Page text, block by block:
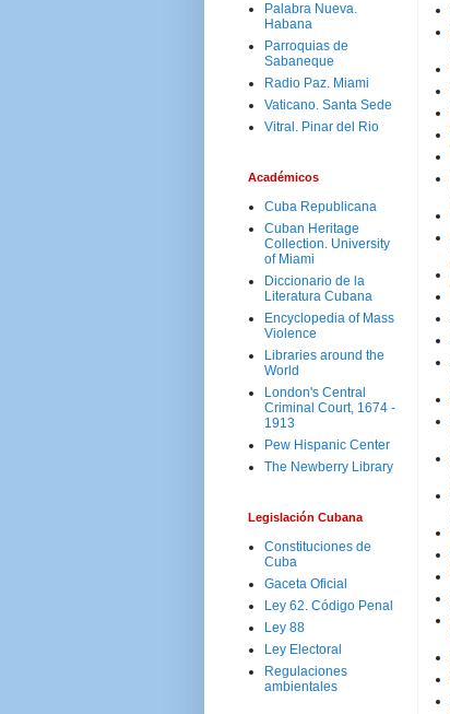
Palabra Nueva.
Habana
Parroquias de
Sabaneque
Radio Paz. Miami
Vaticano. Santa Sede
Vitral. Pinar del Rio
Académicos
Cuba Republicana
Cuban Heritage
Collection. University
of Miami
Diccionario de la
Literatura Cubana
Encyclopedia of Mass
Violence
Libraries around the
World
London's Central
Criminal Court, 1674 -
1913
Pew Hispanic Center
The Newberry Library
Legislación Cubana
Constituciones de
Cuba
Gaceta Oficial
Ley 62. Código Penal
Ley 88
Ley Electoral
Regulaciones
ambientales